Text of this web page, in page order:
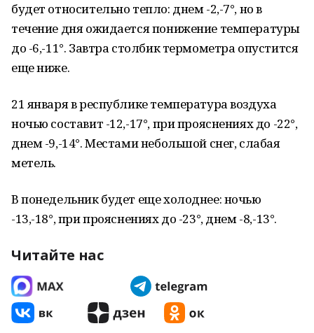
будет относительно тепло: днем -2,-7°, но в
течение дня ожидается понижение температуры
до -6,-11°. Завтра столбик термометра опустится
еще ниже.
21 января в республике температура воздуха
ночью составит -12,-17°, при прояснениях до -22°,
днем -9,-14°. Местами небольшой снег, слабая
метель.
В понедельник будет еще холоднее: ночью
-13,-18°, при прояснениях до -23°, днем -8,-13°.
Читайте нас